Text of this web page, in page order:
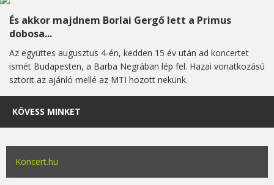
És akkor majdnem Borlai Gergő lett a Primus
dobosa...
Az együttes augusztus 4-én, kedden 15 év után ad koncertet
ismét Budapesten, a Barba Negrában lép fel. Hazai vonatkozású
sztorit az ajánló mellé az MTI hozott nekünk.
KÖVESS MINKET
Koncert.hu